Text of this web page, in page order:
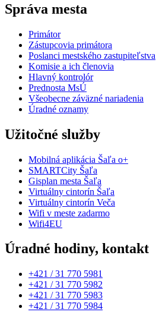
Správa mesta
Primátor
Zástupcovia primátora
Poslanci mestského zastupiteľstva
Komisie a ich členovia
Hlavný kontrolór
Prednosta MsÚ
Všeobecne záväzné nariadenia
Úradné oznamy
Užitočné služby
Mobilná aplikácia Šaľa o+
SMARTCity Šaľa
Gisplan mesta Šaľa
Virtuálny cintorín Šaľa
Virtuálny cintorín Veča
Wifi v meste zadarmo
Wifi4EU
Úradné hodiny, kontakt
+421 / 31 770 5981
+421 / 31 770 5982
+421 / 31 770 5983
+421 / 31 770 5984